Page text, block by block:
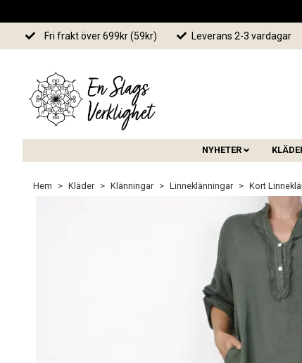
Fri frakt över 699kr (59kr) Leverans 2-3 vardagar
NYHETER
Hem Kläder Klänningar Linneklänningar Kort